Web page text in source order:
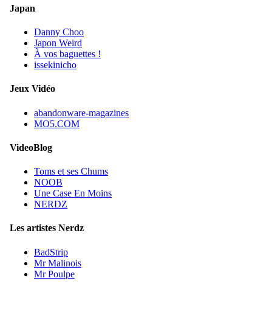
Japan
Danny Choo
Japon Weird
À vos baguettes !
issekinicho
Jeux Vidéo
abandonware-magazines
MO5.COM
VideoBlog
Toms et ses Chums
NOOB
Une Case En Moins
NERDZ
Les artistes Nerdz
BadStrip
Mr Malinois
Mr Poulpe